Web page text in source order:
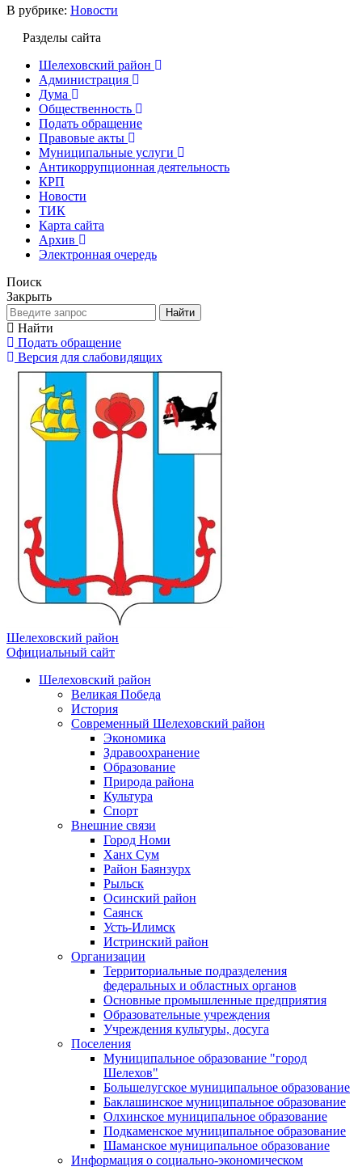
В рубрике: Новости
Разделы сайта
Шелеховский район
Администрация
Дума
Общественность
Подать обращение
Правовые акты
Муниципальные услуги
Антикоррупционная деятельность
КРП
Новости
ТИК
Карта сайта
Архив
Электронная очередь
Поиск
Закрыть
Найти
Найти
Подать обращение
Версия для слабовидящих
Шелеховский район
Официальный сайт
Шелеховский район
Великая Победа
История
Современный Шелеховский район
Экономика
Здравоохранение
Образование
Природа района
Культура
Спорт
Внешние связи
Город Номи
Ханх Сум
Район Баянзурх
Рыльск
Осинский район
Саянск
Усть-Илимск
Истринский район
Организации
Территориальные подразделения
федеральных и областных органов
Основные промышленные предприятия
Образовательные учреждения
Учреждения культуры, досуга
Поселения
Муниципальное образование "город
Шелехов"
Большелугское муниципальное образование
Баклашинское муниципальное образование
Олхинское муниципальное образование
Подкаменское муниципальное образование
Шаманское муниципальное образование
Информация о социально-экономическом